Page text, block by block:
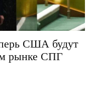
США будут
рынке СПГ